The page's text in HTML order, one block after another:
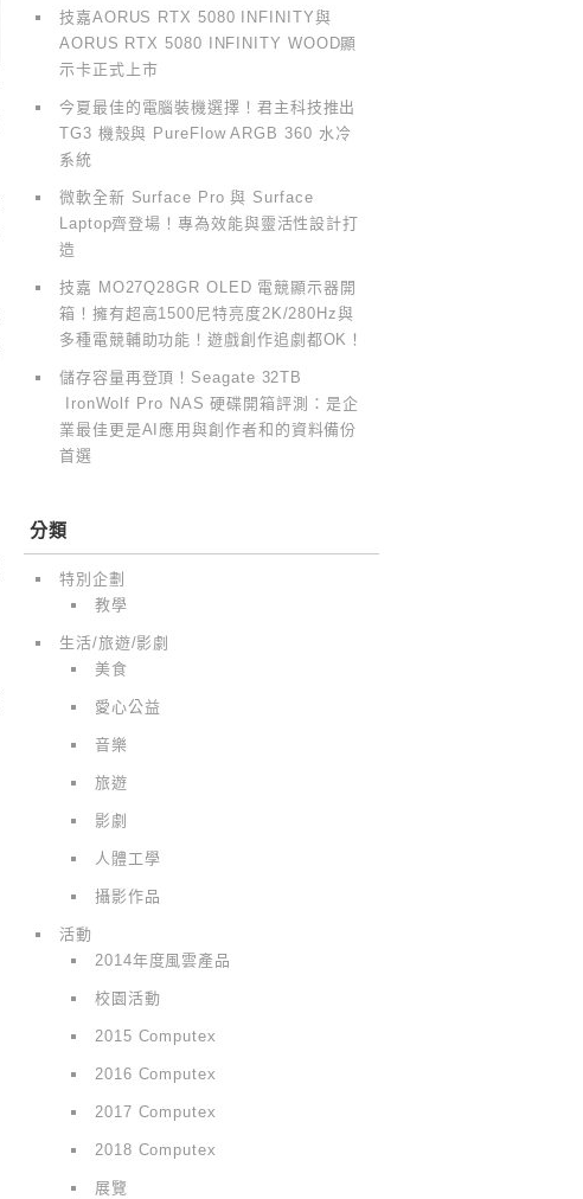
技嘉AORUS RTX 5080 INFINITY與
AORUS RTX 5080 INFINITY WOOD顯
示卡正式上市
今夏最佳的電腦裝機選擇！君主科技推出
TG3 機殼與 PureFlow ARGB 360 水冷
系統
微軟全新 Surface Pro 與 Surface
Laptop齊登場！專為效能與靈活性設計打
造
技嘉 MO27Q28GR OLED 電競顯示器開
箱！擁有超高1500尼特亮度2K/280Hz與
多種電競輔助功能！遊戲創作追劇都OK！
儲存容量再登頂！Seagate 32TB
IronWolf Pro NAS 硬碟開箱評測：是企
業最佳更是AI應用與創作者和的資料備份
首選
分類
特別企劃
教學
生活/旅遊/影劇
美食
愛心公益
音樂
旅遊
影劇
人體工學
攝影作品
活動
2014年度風雲產品
校園活動
2015 Computex
2016 Computex
2017 Computex
2018 Computex
展覽